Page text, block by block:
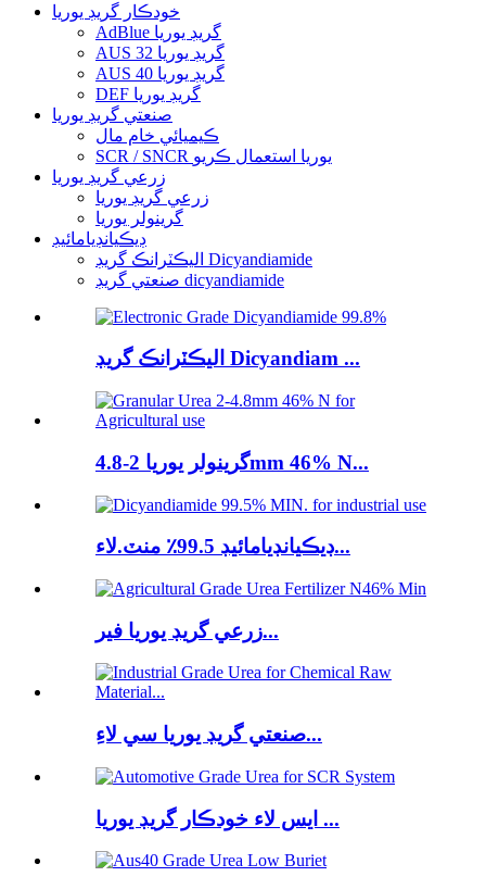
خودڪار گريڊ يوريا
AdBlue گريڊ يوريا
AUS 32 گريڊ يوريا
AUS 40 گريڊ يوريا
DEF گريڊ يوريا
صنعتي گريڊ يوريا
ڪيميائي خام مال
SCR / SNCR يوريا استعمال ڪريو
زرعي گريڊ يوريا
زرعي گريڊ يوريا
گرينولر يوريا
ڊيڪيانڊيامائيڊ
اليڪٽرانڪ گريڊ Dicyandiamide
صنعتي گريڊ dicyandiamide
اليڪٽرانڪ گريڊ Dicyandiam ...
گرينولر يوريا 2-4.8mm 46% N...
ڊيڪيانڊيامائيڊ 99.5٪ منٽ.لاء...
زرعي گريڊ يوريا فير...
صنعتي گريڊ يوريا سي لاءِ...
ايس لاء خودڪار گريڊ يوريا ...